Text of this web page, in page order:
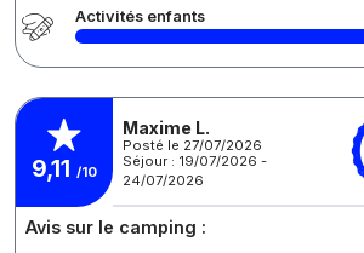
Activités enfants
9,11 /10
Maxime L.
Posté le 27/07/2026
Séjour : 19/07/2026 -
24/07/2026
Avis sur le camping :